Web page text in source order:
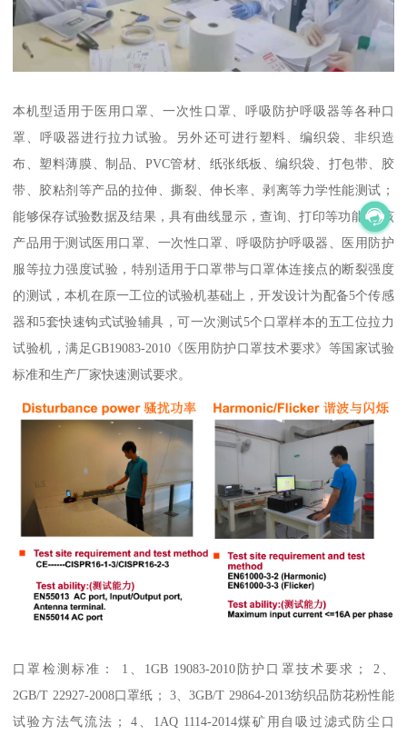
本机型适用于医用口罩、一次性口罩、呼吸防护呼吸器等各种口
罩、呼吸器进行拉力试验。另外还可进行塑料、编织袋、非织造
布、塑料薄膜、制品、PVC管材、纸张纸板、编织袋、打包带、胶
带、胶粘剂等产品的拉伸、撕裂、伸长率、剥离等力学性能测试；
能够保存试验数据及结果，具有曲线显示，查询、打印等功能。 该
产品用于测试医用口罩、一次性口罩、呼吸防护呼吸器、医用防护
服等拉力强度试验，特别适用于口罩带与口罩体连接点的断裂强度
的测试，本机在原一工位的试验机基础上，开发设计为配备5个传感
器和5套快速钩式试验辅具，可一次测试5个口罩样本的五工位拉力
试验机，满足GB19083-2010《医用防护口罩技术要求》等国家试验
标准和生产厂家快速测试要求。
口罩检测标准： 1、1GB 19083-2010防护口罩技术要求； 2、
2GB/T 22927-2008口罩纸； 3、3GB/T 29864-2013纺织品防花粉性能
试验方法气流法； 4、1AQ 1114-2014煤矿用自吸过滤式防尘口